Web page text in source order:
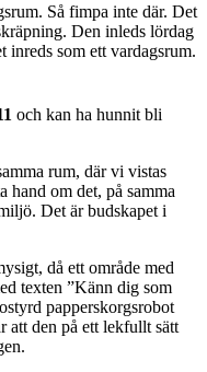
Så fimpa inte där. Det
Den inleds lördag
inreds som ett vardagsrum.
och kan ha hunnit bli
rum, där vi vistas
hand om det, på samma
Det är budskapet i
då ett område med
texten ”Känn dig som
papperskorgsrobot
att den på ett lekfullt sätt